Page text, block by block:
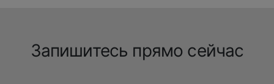
Запишитесь прямо сейчас